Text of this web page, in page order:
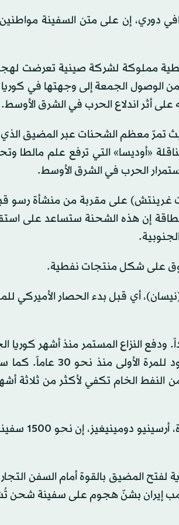
دوري، إن ‌على متن ‌السفينة مواطنين
مملوكة لشركة صينية تعرضت
الوصول الجمعة إلى وجهتها في كوريا
على أثر اندلاع الحرب في الشرق الأوسط.
تمرّ معظم الشحنات عبر المضيق الذي
«أوديسا» التي ترفع علم مالطا
الحرب في الشرق الأوسط.
10.00 صباحاً (الأولى بتوقيت غرينتش) على مقربة من
إن هذه الشحنة ستساعد على
على شكل منتجات نفطية.
عبرت «أوديسا» مضيق هرمز في 17 أبريل (نيسان)، أي قبل بدء الحصار
النزاع المستمر منذ أشهر كوريا
منتجي ومكرري البتروكيميائيات، إلى فرض
تأمين أكثر من 270 مليون برميل من النفط الخام تكفي
المضيق بالقوة أمام السفن
إيران بشنّ هجوم على سفينة شحن